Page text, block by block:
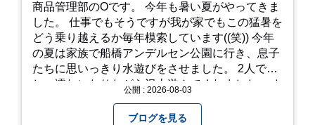
商品管理部のOです。 今年も暑い夏がやってきま
した。 仕事でもそうですが我が家でもこの猛暑を
どう乗り越えるか毎年模索しています((笑)) 今年
の夏は家族で船橋アンデルセン公園に行き、息子
たちに思いっきり水遊びをさせました。 2人でび
しょ濡れになりながら沢山遊んでくれました。 さ
みようと思います。
公開 : 2026-08-03
ブログを見る